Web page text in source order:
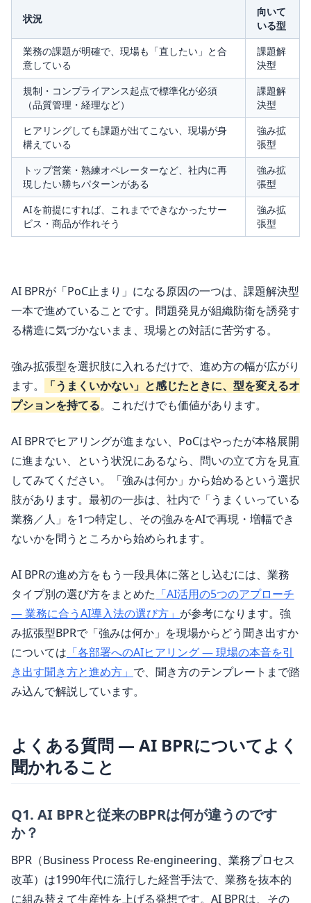
状況
向いて
いる型
業務の課題が明確で、現場も「直したい」と合
意している
課題解
決型
規制・コンプライアンス起点で標準化が必須
（品質管理・経理など）
課題解
決型
ヒアリングしても課題が出てこない、現場が身
構えている
強み拡
張型
トップ営業・熟練オペレーターなど、社内に再
現したい勝ちパターンがある
強み拡
張型
AIを前提にすれば、これまでできなかったサー
ビス・商品が作れそう
強み拡
張型
AI BPRが「PoC止まり」になる原因の一つは、課題解決型
一本で進めていることです。問題発見が組織防衛を誘発す
る構造に気づかないまま、現場との対話に苦労する。
強み拡張型を選択肢に入れるだけで、進め方の幅が広がり
ます。
「うまくいかない」と感じたときに、型を変えるオ
プションを持てる。これだけでも価値があります。
AI BPRでヒアリングが進まない、PoCはやったが本格展開
に進まない、という状況にあるなら、問いの立て方を見直
してみてください。「強みは何か」から始めるという選択
肢があります。最初の一歩は、社内で「うまくいっている
業務／人」を1つ特定し、その強みをAIで再現・増幅でき
ないかを問うところから始められます。
AI BPRの進め方をもう一段具体に落とし込むには、業務
タイプ別の選び方をまとめた 「AI活用の5つのアプローチ
― 業務に合うAI導入法の選び方」 が参考になります。強
み拡張型BPRで「強みは何か」を現場からどう聞き出すか
については 「各部署へのAIヒアリング ― 現場の本音を引
き出す聞き方と進め方」 で、聞き方のテンプレートまで踏
み込んで解説しています。
よくある質問 ― AI BPRについてよく
聞かれること
Q1. AI BPRと従来のBPRは何が違うのです
か？
BPR（Business Process Re-engineering、業務プロセス
改革）は1990年代に流行した経営手法で、業務を抜本的
に組み替えて生産性を上げる発想です。AI BPRは、その